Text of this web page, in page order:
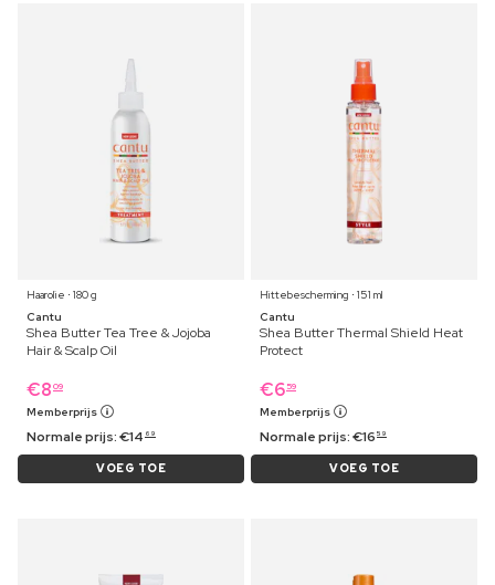
Haarolie ⋅ 180 g
Cantu
Shea Butter Tea Tree & Jojoba
Hair & Scalp Oil
€8 09
Memberprijs
Normale prijs:€14 69
VOEG TOE
Hittebescherming ⋅ 151 ml
Cantu
Shea Butter Thermal Shield Heat
Protect
€6 59
Memberprijs
Normale prijs:€16 59
VOEG TOE